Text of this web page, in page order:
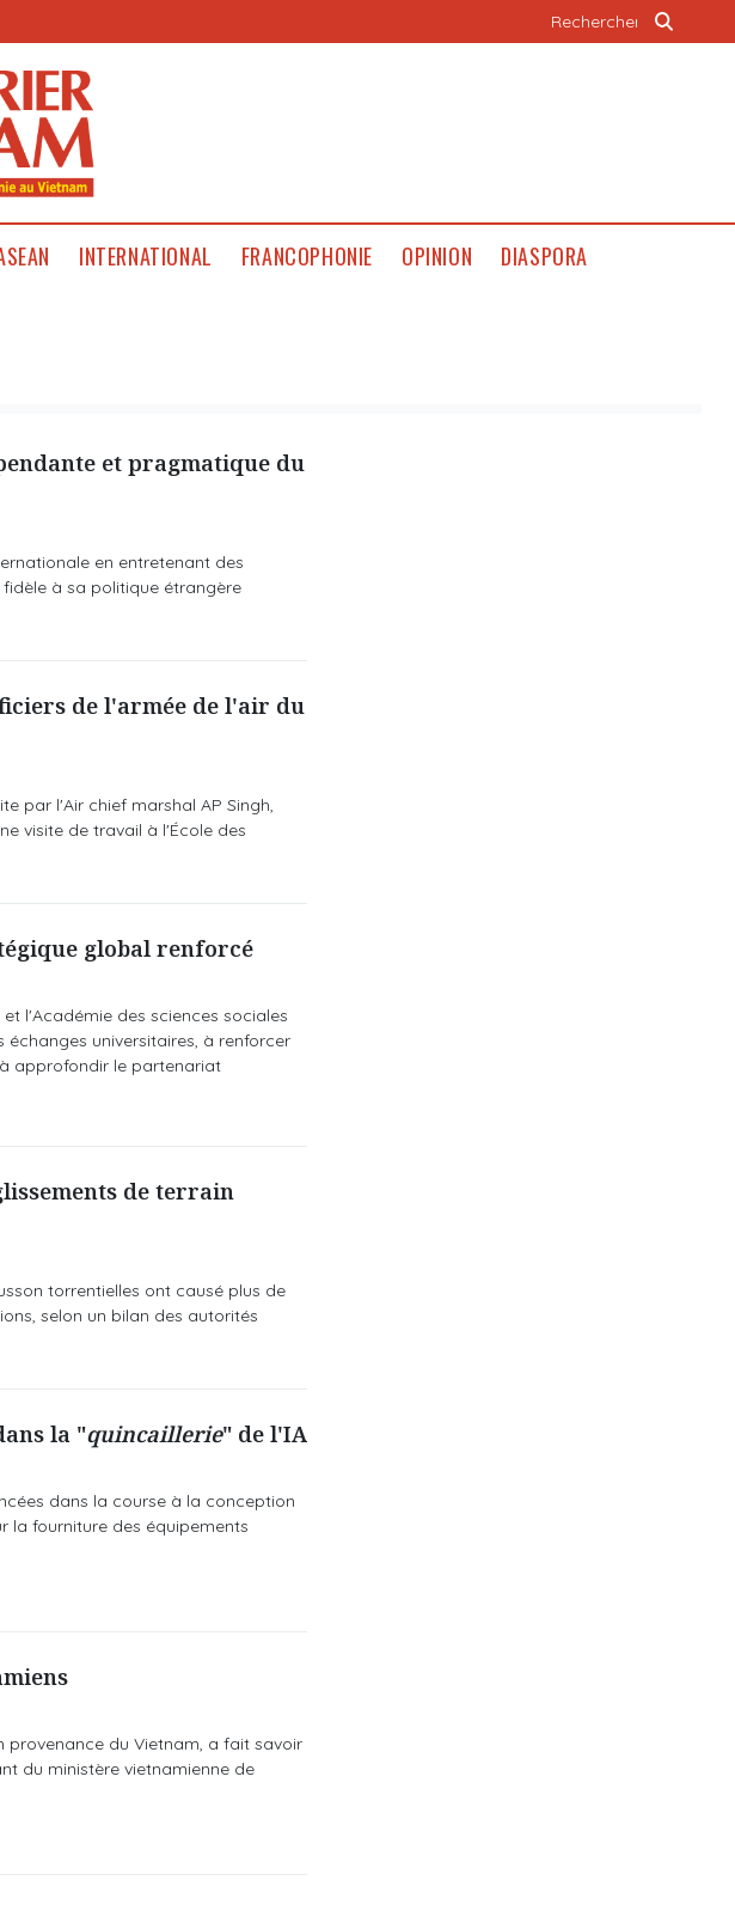
INTERNATIONAL FRANCOPHONIE OPINION DIASPORA
et pragmatique du
en entretenant des
à sa politique étrangère
de l'armée de l'air du
par l'Air chief marshal AP Singh,
visite de travail à l'École des
global renforcé
l'Académie des sciences sociales
échanges universitaires, à renforcer
approfondir le partenariat
de terrain
torrentielles ont causé plus de
selon un bilan des autorités
la "quincaillerie" de l'IA
dans la course à la conception
la fourniture des équipements
provenance du Vietnam, a fait savoir
du ministère vietnamienne de